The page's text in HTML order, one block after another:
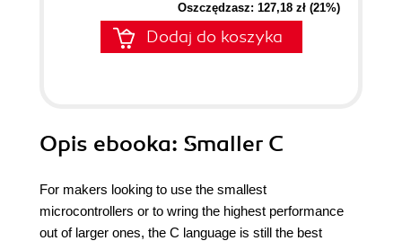
Oszczędzasz: 127,18 zł (21%)
Dodaj do koszyka
Opis ebooka: Smaller C
For makers looking to use the smallest
microcontrollers or to wring the highest performance
out of larger ones, the C language is still the best